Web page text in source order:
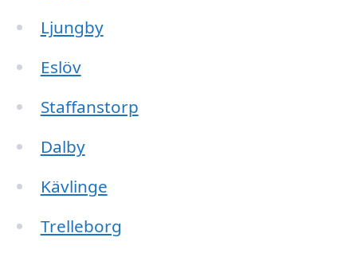
Ljungby
Eslöv
Staffanstorp
Dalby
Kävlinge
Trelleborg